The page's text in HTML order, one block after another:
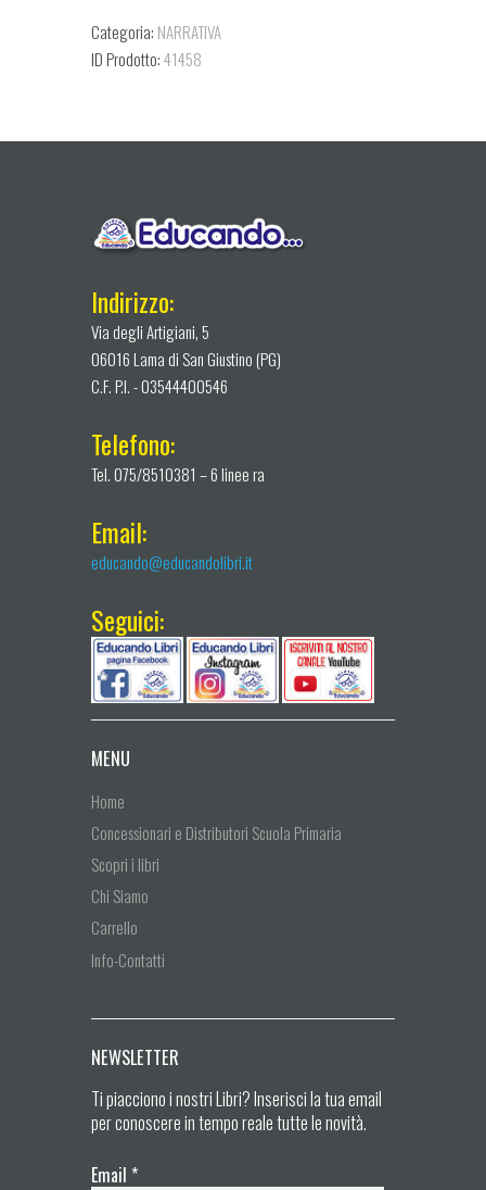
Categoria: NARRATIVA
ID Prodotto:41458
Indirizzo:
Via degli Artigiani, 5
06016 Lama di San Giustino (PG)
C.F. P.I. - 03544400546
Telefono:
Tel. 075/8510381 – 6 linee ra
Email:
educando@educandolibri.it
Seguici:
MENU
Home
Concessionari e Distributori Scuola Primaria
Scopri i libri
Chi Siamo
Carrello
Info-Contatti
NEWSLETTER
Ti piacciono i nostri Libri? Inserisci la tua email
per conoscere in tempo reale tutte le novità.
Email *